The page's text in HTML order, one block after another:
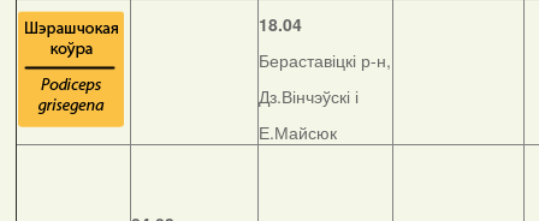
18.04
Бераставіцкі р-н,
Дз.Вінчэўскі і
Е.Майсюк